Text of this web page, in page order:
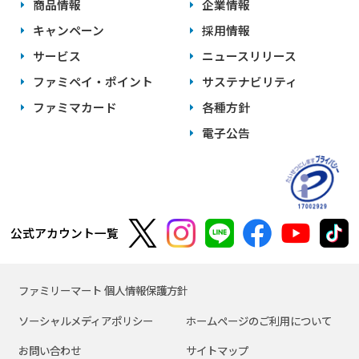
商品情報
キャンペーン
サービス
ファミペイ・ポイント
ファミマカード
企業情報
採用情報
ニュースリリース
サステナビリティ
各種方針
電子公告
公式アカウント一覧
ファミリーマート 個人情報保護方針
ソーシャルメディアポリシー
ホームページのご利用について
お問い合わせ
サイトマップ